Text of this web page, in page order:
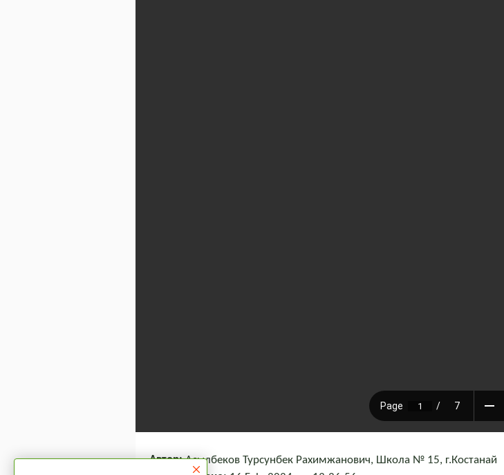
Автор:Асылбеков Турсунбек Рахимжанович, Школа № 15, г.Костанай